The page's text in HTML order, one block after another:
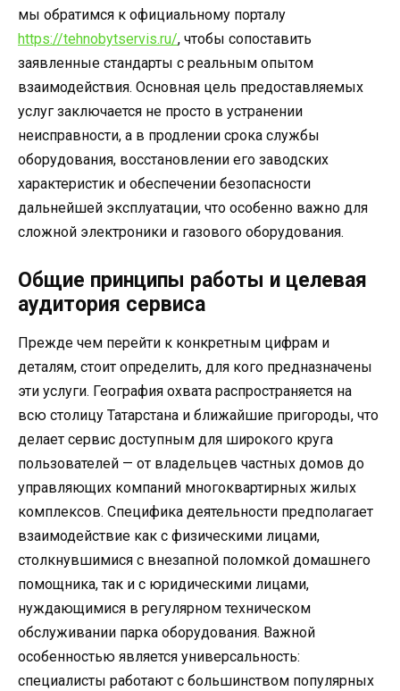
мы обратимся к официальному порталу
https://tehnobytservis.ru/, чтобы сопоставить
заявленные стандарты с реальным опытом
взаимодействия. Основная цель предоставляемых
услуг заключается не просто в устранении
неисправности, а в продлении срока службы
оборудования, восстановлении его заводских
характеристик и обеспечении безопасности
дальнейшей эксплуатации, что особенно важно для
сложной электроники и газового оборудования.
Общие принципы работы и целевая
аудитория сервиса
Прежде чем перейти к конкретным цифрам и
деталям, стоит определить, для кого предназначены
эти услуги. География охвата распространяется на
всю столицу Татарстана и ближайшие пригороды, что
делает сервис доступным для широкого круга
пользователей — от владельцев частных домов до
управляющих компаний многоквартирных жилых
комплексов. Специфика деятельности предполагает
взаимодействие как с физическими лицами,
столкнувшимися с внезапной поломкой домашнего
помощника, так и с юридическими лицами,
нуждающимися в регулярном техническом
обслуживании парка оборудования. Важной
особенностью является универсальность:
специалисты работают с большинством популярных